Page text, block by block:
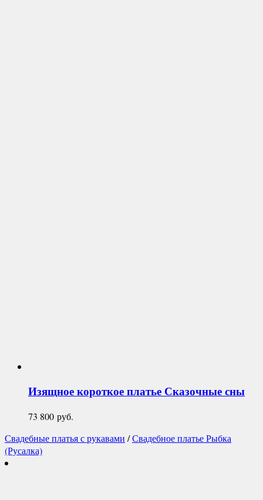
Изящное короткое платье Сказочные сны
73 800 руб.
Свадебные платья с рукавами /Свадебное платье Рыбка
(Русалка)